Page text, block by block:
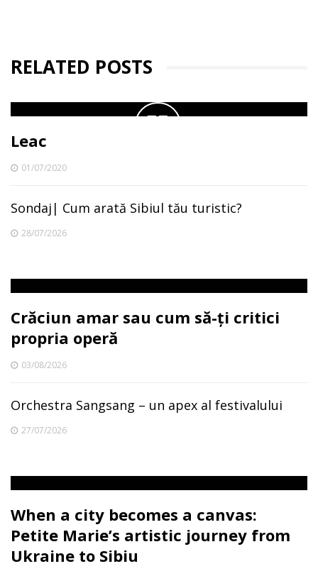
RELATED POSTS
Leac
01/07/2020
Sondaj| Cum arată Sibiul tău turistic?
28/07/2026
Crăciun amar sau cum să-ți critici
propria operă
03/08/2026
Orchestra Sangsang – un apex al festivalului
27/07/2026
When a city becomes a canvas:
Petite Marie’s artistic journey from
Ukraine to Sibiu